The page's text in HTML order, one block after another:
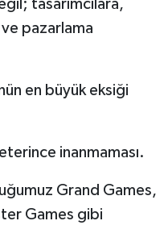
tasarımcılara,
pazarlama
en büyük eksiği
inanmaması.
Grand Games,
Games gibi